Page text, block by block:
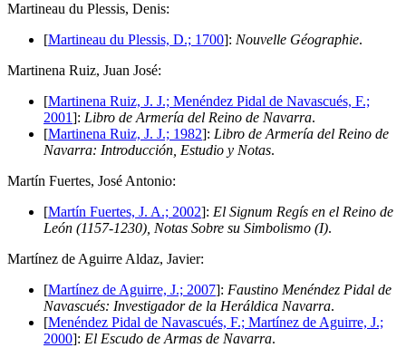
Martineau du Plessis, Denis:
[Martineau du Plessis, D.; 1700]: Nouvelle Géographie.
Martinena Ruiz, Juan José:
[Martinena Ruiz, J. J.; Menéndez Pidal de Navascués, F.;
2001]: Libro de Armería del Reino de Navarra.
[Martinena Ruiz, J. J.; 1982]: Libro de Armería del Reino de
Navarra: Introducción, Estudio y Notas.
Martín Fuertes, José Antonio:
[Martín Fuertes, J. A.; 2002]: El Signum Regís en el Reino de
León (1157-1230), Notas Sobre su Simbolismo (I).
Martínez de Aguirre Aldaz, Javier:
[Martínez de Aguirre, J.; 2007]: Faustino Menéndez Pidal de
Navascués: Investigador de la Heráldica Navarra.
[Menéndez Pidal de Navascués, F.; Martínez de Aguirre, J.;
2000]: El Escudo de Armas de Navarra.